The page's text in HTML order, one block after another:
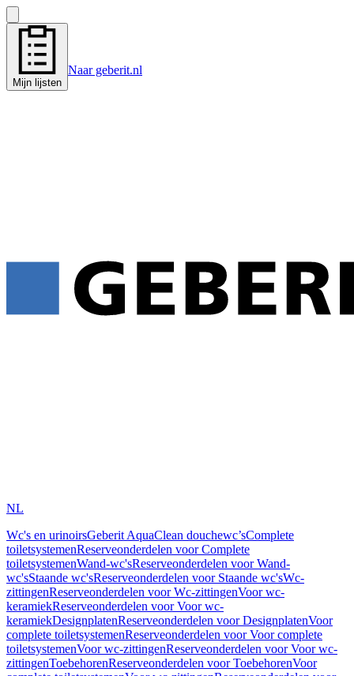
Mijn lijsten
Naar geberit.nl
NL
Wc's en urinoirsGeberit AquaClean douchewc’sComplete
toiletsystemenReserveonderdelen voor Complete
toiletsystemenWand-wc'sReserveonderdelen voor Wand-
wc'sStaande wc'sReserveonderdelen voor Staande wc'sWc-
zittingenReserveonderdelen voor Wc-zittingenVoor wc-
keramiekReserveonderdelen voor Voor wc-
keramiekDesignplatenReserveonderdelen voor DesignplatenVoor
complete toiletsystemenReserveonderdelen voor Voor complete
toiletsystemenVoor wc-zittingenReserveonderdelen voor Voor wc-
zittingenToebehorenReserveonderdelen voor ToebehorenVoor